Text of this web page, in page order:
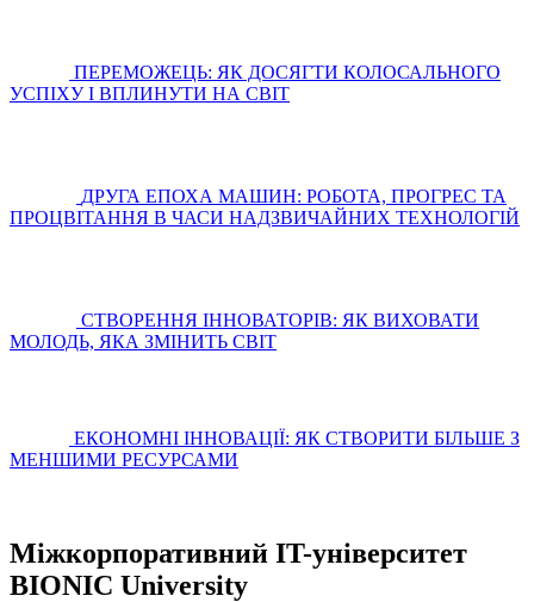
ПЕРЕМОЖЕЦЬ: ЯК ДОСЯГТИ КОЛОСАЛЬНОГО
УСПІХУ І ВПЛИНУТИ НА СВІТ
ДРУГА ЕПОХА МАШИН: РОБОТА, ПРОГРЕС ТА
ПРОЦВІТАННЯ В ЧАСИ НАДЗВИЧАЙНИХ ТЕХНОЛОГІЙ
СТВОРЕННЯ ІННОВАТОРІВ: ЯК ВИХОВАТИ
МОЛОДЬ, ЯКА ЗМІНИТЬ СВІТ
ЕКОНОМНІ ІННОВАЦІЇ: ЯК СТВОРИТИ БІЛЬШЕ З
МЕНШИМИ РЕСУРСАМИ
Міжкорпоративний IT-університет
BIONIC University